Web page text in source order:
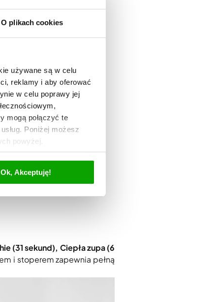
O plikach cookies
używane są w celu
reklamy i aby oferować
w celu poprawy jej
mogą połączyć te
Poniżej możesz
powyżej.
Ok, Akceptuję!
(31 sekund), Ciepła zupa (6
i stoperem zapewnia pełną